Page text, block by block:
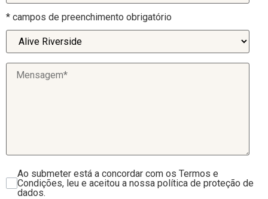
* campos de preenchimento obrigatório
Ao submeter está a concordar com os Termos e
Condições, leu e aceitou a nossa política de proteção de
dados.